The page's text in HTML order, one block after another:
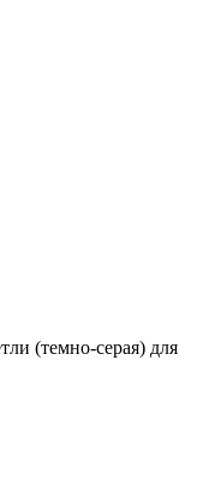
(темно-серая) для